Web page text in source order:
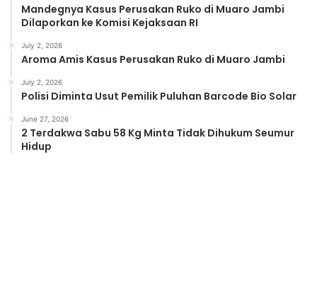
Mandegnya Kasus Perusakan Ruko di Muaro Jambi
Dilaporkan ke Komisi Kejaksaan RI
July 2, 2026
Aroma Amis Kasus Perusakan Ruko di Muaro Jambi
July 2, 2026
Polisi Diminta Usut Pemilik Puluhan Barcode Bio Solar
June 27, 2026
2 Terdakwa Sabu 58 Kg Minta Tidak Dihukum Seumur
Hidup